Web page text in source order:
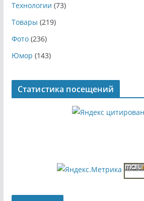
Технологии (73)
Товары (219)
Фото(236)
Юмор (143)
Статистика посещений